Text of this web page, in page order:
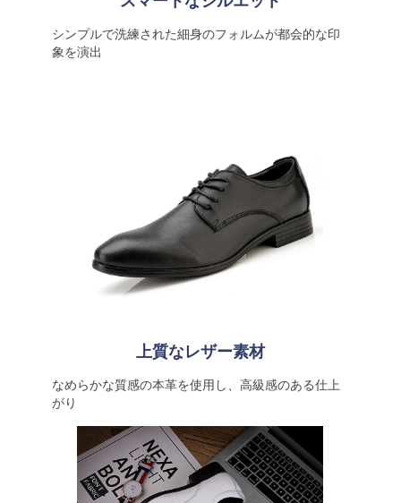
シンプルで洗練された細身のフォルムが都会的な印
象を演出
上質なレザー素材
なめらかな質感の本革を使用し、高級感のある仕上
がり